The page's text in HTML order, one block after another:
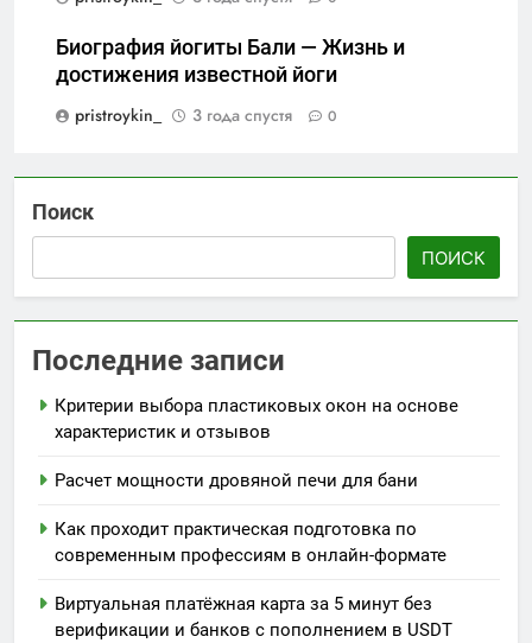
Биография йогиты Бали — Жизнь и
достижения известной йоги
pristroykin_
3 года спустя 0
Поиск
ПОИСК
Последние записи
Критерии выбора пластиковых окон на основе
характеристик и отзывов
Расчет мощности дровяной печи для бани
Как проходит практическая подготовка по
современным профессиям в онлайн-формате
Виртуальная платёжная карта за 5 минут без
верификации и банков с пополнением в USDT